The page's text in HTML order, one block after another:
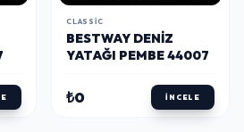
CLASSIC
BESTWAY DENIZ
YATAĞI PEMBE 44007
₺0 İNCELE